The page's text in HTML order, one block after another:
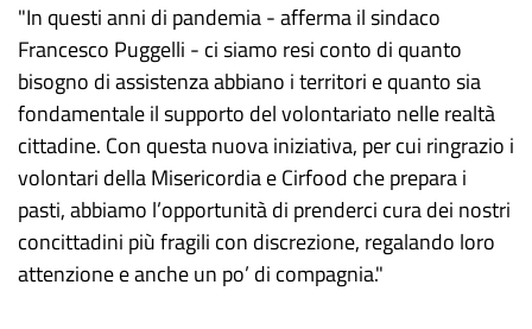
"In questi anni di pandemia - afferma il sindaco
Francesco Puggelli - ci siamo resi conto di quanto
bisogno di assistenza abbiano i territori e quanto sia
fondamentale il supporto del volontariato nelle realtà
cittadine. Con questa nuova iniziativa, per cui ringrazio i
volontari della Misericordia e Cirfood che prepara i
pasti, abbiamo l’opportunità di prenderci cura dei nostri
concittadini più fragili con discrezione, regalando loro
attenzione e anche un po’ di compagnia."